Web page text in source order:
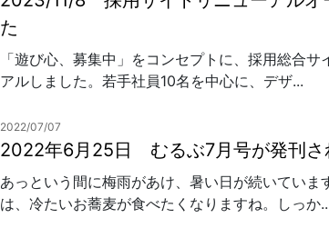
た
「遊び心、募集中」をコンセプトに、採用総合サ
アルしました。若手社員10名を中心に、デザ...
2022/07/07
2022年6月25日 むるぶ7月号が発刊さ
あっという間に梅雨があけ、暑い日が続いていま
は、冷たいお蕎麦が食べたくなりますね。しっか